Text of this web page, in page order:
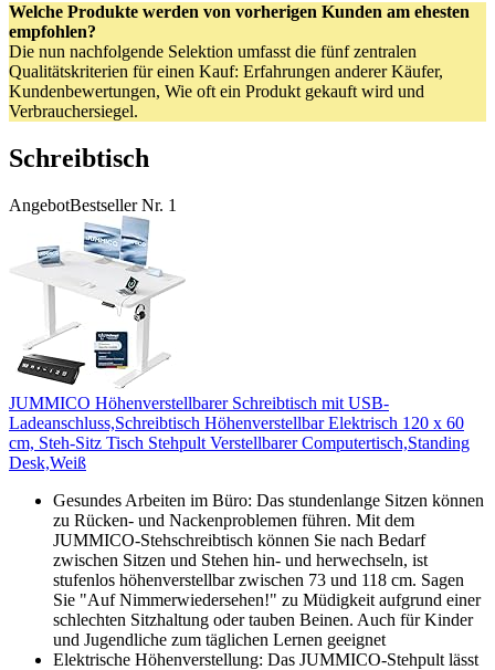
Welche Produkte werden von vorherigen Kunden am ehesten
empfohlen?
Die nun nachfolgende Selektion umfasst die fünf zentralen
Qualitätskriterien für einen Kauf: Erfahrungen anderer Käufer,
Kundenbewertungen, Wie oft ein Produkt gekauft wird und
Verbrauchersiegel.
Schreibtisch
AngebotBestseller Nr. 1
JUMMICO Höhenverstellbarer Schreibtisch mit USB-
Ladeanschluss,Schreibtisch Höhenverstellbar Elektrisch 120 x 60
cm, Steh-Sitz Tisch Stehpult Verstellbarer Computertisch,Standing
Desk,Weiß
Gesundes Arbeiten im Büro: Das stundenlange Sitzen können
zu Rücken- und Nackenproblemen führen. Mit dem
JUMMICO-Stehschreibtisch können Sie nach Bedarf
zwischen Sitzen und Stehen hin- und herwechseln, ist
stufenlos höhenverstellbar zwischen 73 und 118 cm. Sagen
Sie "Auf Nimmerwiedersehen!" zu Müdigkeit aufgrund einer
schlechten Sitzhaltung oder tauben Beinen. Auch für Kinder
und Jugendliche zum täglichen Lernen geeignet
Elektrische Höhenverstellung: Das JUMMICO-Stehpult lässt